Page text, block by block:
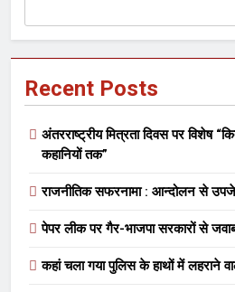
Recent Posts
अंतरराष्ट्रीय मित्रता दिवस पर विशेष
कहानियों तक”
राजनीतिक सफरनामा : आन्दोलन से
पेपर लीक पर गैर-भाजपा सरकारों से
कहां चला गया पुलिस के हाथों में लहराने